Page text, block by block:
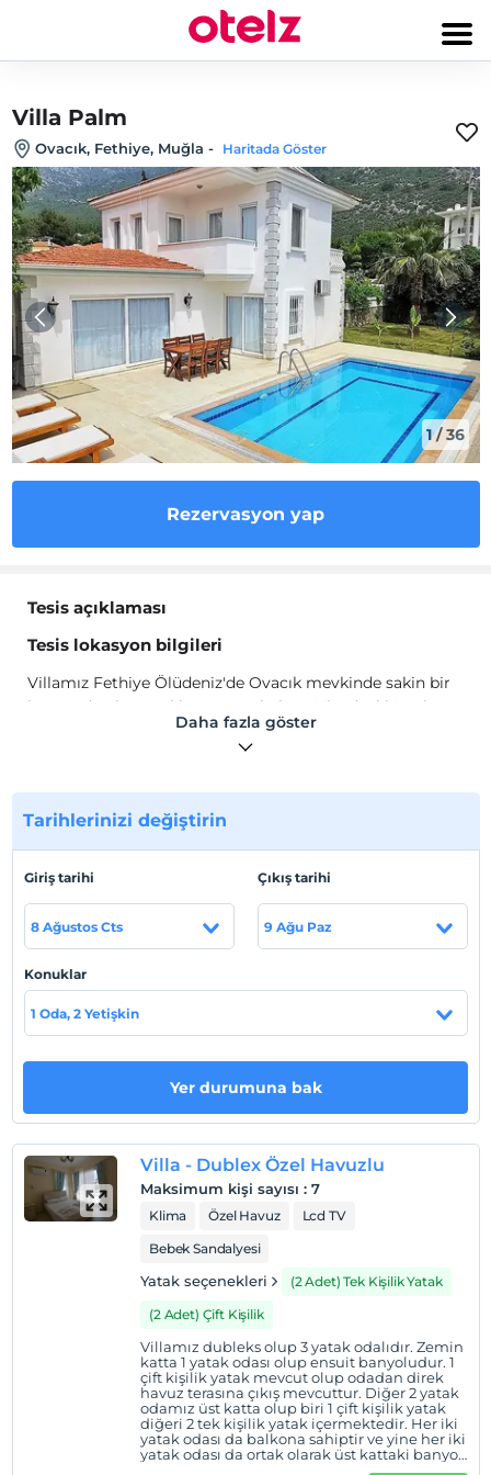
Villa Palm
Ovacık, Fethiye, Muğla - Haritada Göster
1/36
Rezervasyon yap
Tesis açıklaması
Tesis lokasyon bilgileri
Villamız Fethiye Ölüdeniz'de Ovacık mevkinde sakin bir
konumda olup özel havuzu ve bahçesi ile ideal bir aile
villasıdır. Sakin bir konumda olmasına rağmen tüm
restoran ve barlar, aktivite ve eğlence merkezleri ile gece
Haritada Göster
Otel koşulları
En erken saat 14:00 ve sonrası
Check/out
En geç saat 11:00 ve öncesi
Evcil Hayvan
Evcil hayvan kabul edilmemektedir.
Sigara
Odalarda sigara içilmez
Her bir oda için 6 yaşına kadar 1 çocuk ücretsizdir
Daha fazla göster
Tarihlerinizi değiştirin
Giriş tarihi
8 Ağustos Cts
Çıkış tarihi
9 Ağu Paz
Konuklar
1 Oda, 2 Yetişkin
Yer durumuna bak
Villa - Dublex Özel Havuzlu
Maksimum kişi sayısı : 7
Klima Özel Havuz
Lcd TV
Bebek Sandalyesi
Yatak seçenekleri
(2 Adet) Tek Kişilik Yatak
(2 Adet) Çift Kişilik
Villamız dubleks olup 3 yatak odalıdır. Zemin
katta 1 yatak odası olup ensuit banyoludur. 1
çift kişilik yatak mevcut olup odadan direk
havuz terasına çıkış mevcuttur. Diğer 2 yatak
odamız üst katta olup biri 1 çift kişilik yatak
diğeri 2 tek kişilik yatak içermektedir. Her iki
yatak odası da balkona sahiptir ve yine her iki
yatak odası da ortak olarak üst kattaki banyo
tuvaleti kullanmaktadır. Banyolarımızda